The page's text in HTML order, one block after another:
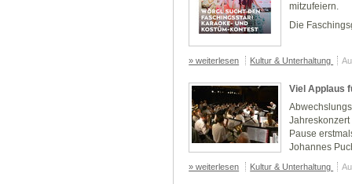
mitzufeiern.
Die
» weiterlesen Kultur & Unterhaltung
Viel Applaus
Pause
Johannes
» weiterlesen Kultur & Unterhaltung